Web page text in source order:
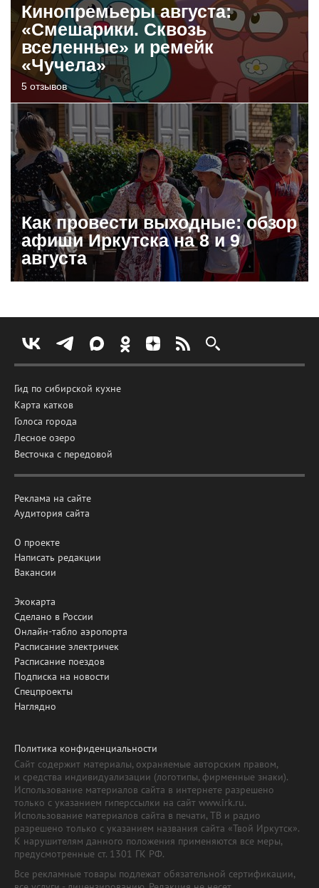
Кинопремьеры августа:
«Смешарики. Сквозь
вселенные» и ремейк
«Чучела»
5 отзывов
Как провести выходные: обзор
афиши Иркутска на 8 и 9
августа
Гид по сибирской кухне
Карта катков
Голоса города
Лесное озеро
Весточка с передовой
Реклама на сайте
Аудитория сайта
О проекте
Написать редакции
Вакансии
Экокарта
Сделано в России
Онлайн-табло аэропорта
Расписание электричек
Расписание поездов
Подписка на новости
Спецпроекты
Наглядно
Политика конфиденциальности
Сайт содержит материалы, охраняемые авторским правом,
и средства индивидуализации (логотипы, фирменные знаки).
Использование материалов сайта в интернете разрешено
только с указанием гиперссылки на сайт www.irk.ru.
Использование материалов сайта в печати, ТВ и радио
разрешено только с указанием названия сайта «Твой Иркутск».
К нарушителям данного положения применяются все меры,
предусмотренные ст. 1301 ГК РФ.
Все рекламные товары подлежат обязательной сертификации,